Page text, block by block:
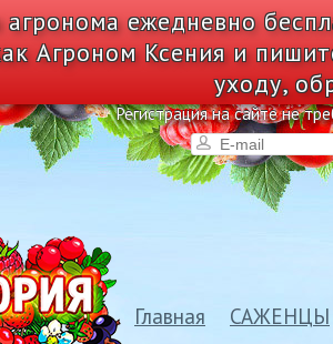
агронома ежедневно
Агроном Ксения и
уходу,
Регистрация на сайте не
Главная САЖЕНЦЫ